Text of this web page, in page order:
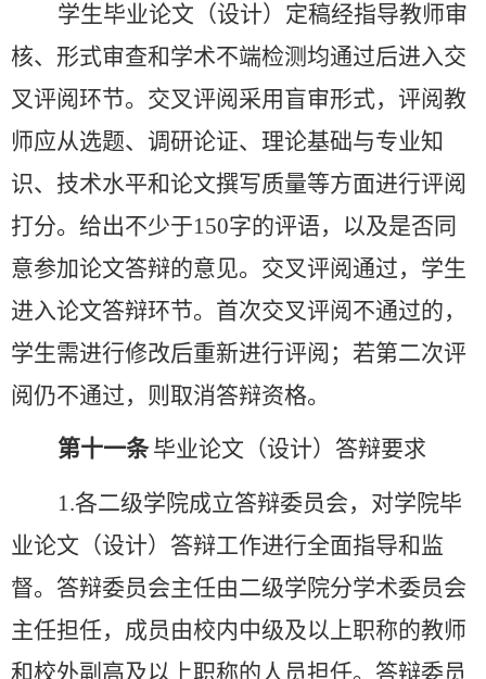
学生毕业论文（设计）定稿经指导教师审
核、形式审查和学术不端检测均通过后进入交
叉评阅环节。交叉评阅采用盲审形式，评阅教
师应从选题、调研论证、理论基础与专业知
识、技术水平和论文撰写质量等方面进行评阅
打分。给出不少于150字的评语，以及是否同
意参加论文答辩的意见。交叉评阅通过，学生
进入论文答辩环节。首次交叉评阅不通过的，
学生需进行修改后重新进行评阅；若第二次评
阅仍不通过，则取消答辩资格。
第十一条 毕业论文（设计） 答辩要求
1.各二级学院成立答辩委员会，对学院毕
业论文（设计）答辩工作进行全面指导和监
督。答辩委员会主任由二级学院分学术委员会
主任担任，成员由校内中级及以上职称的教师
和校外副高及以上职称的人员担任。答辩委员